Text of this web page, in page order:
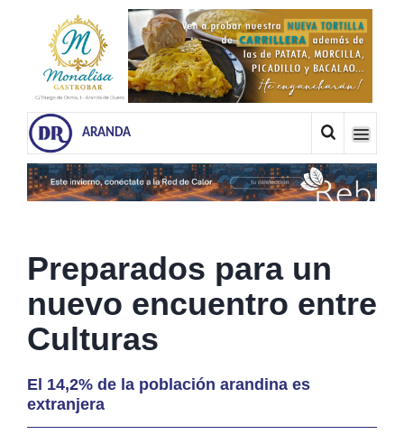
ARANDA
Preparados para un
nuevo encuentro entre
Culturas
El 14,2% de la población arandina es
extranjera